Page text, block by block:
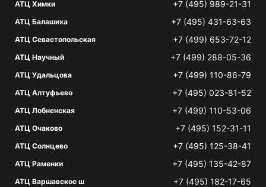
АТЦ Химки +7 (495) 989-21-31
АТЦ Балашиха +7 (495) 431-63-63
АТЦ Севастопольская +7 (499) 653-72-12
АТЦ Научный +7 (499) 288-05-36
АТЦ Удальцова +7 (499) 110-86-79
АТЦ Алтуфьево +7 (495) 023-81-52
АТЦ Лобненская +7 (499) 110-53-06
АТЦ Очаково +7 (495) 152-31-11
АТЦ Солнцево +7 (495) 125-38-41
АТЦ Раменки +7 (495) 135-42-87
АТЦ Варшавское ш +7 (495) 182-17-65